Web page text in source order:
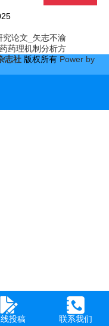
究论文_矢志不渝
药理机制分析方
志社版权所有 Power by
投稿 联系我们